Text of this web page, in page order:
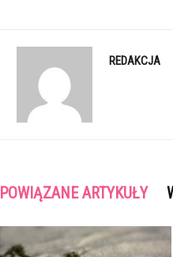
REDAKCJA
POWIĄZANE ARTYKUŁY